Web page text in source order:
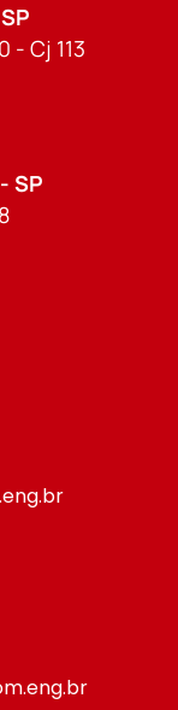
- Cj 113
SP